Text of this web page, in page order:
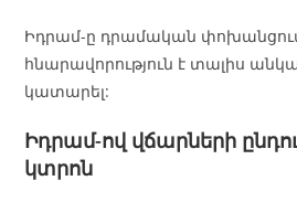
Իդրամ-ը դրամական
հնարավորություն է տալիս
կատարել:
Իդրամ-ով վճարների
կտրոն